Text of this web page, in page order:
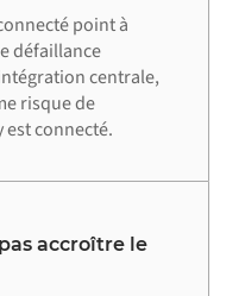
point à
défaillance
centrale,
risque de
connecté.
accroître le